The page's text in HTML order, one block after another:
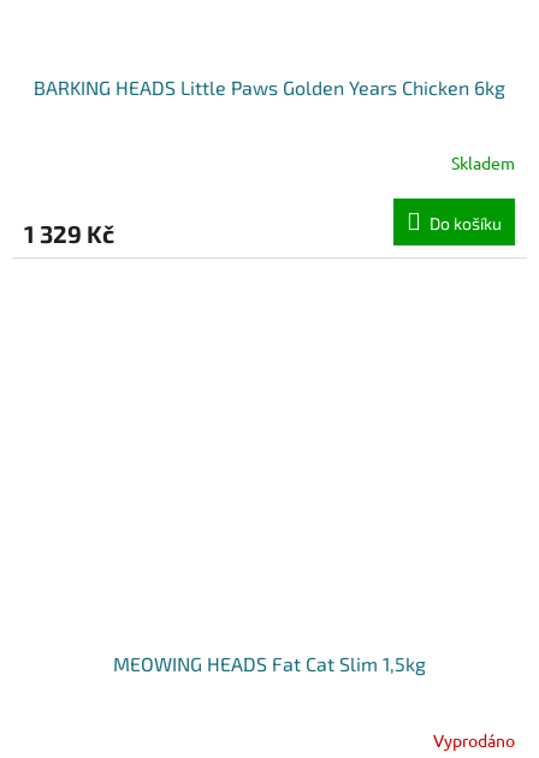
BARKING HEADS Little Paws Golden Years Chicken 6kg
Skladem
1 329 Kč Do košíku
MEOWING HEADS Fat Cat Slim 1,5kg
Vyprodáno